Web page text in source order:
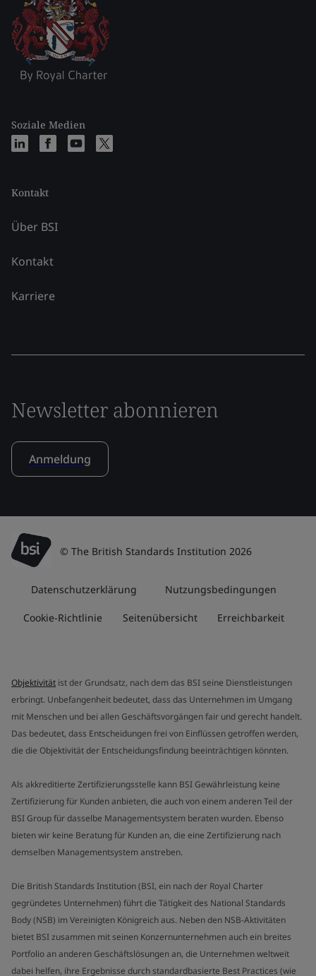
Soziale Medien
Kontakt
Über BSI
Kontakt
Karriere
Newsletter abonnieren
Anmeldung
© The British Standards Institution 2026
Datenschutzerklärung Nutzungsbedingungen
Cookie-Richtlinie Seitenübersicht Erreichbarkeit
Objektivität ist der Grundsatz, nach dem das BSI seine Dienstleistungen
erbringt. Unbefangenheit bedeutet, dass das Unternehmen im Umgang
mit Menschen und bei allen Geschäftsvorgängen fair und gerecht handelt.
Das bedeutet, dass Entscheidungen frei von Einflüssen getroffen werden,
die die Objektivität der Entscheidungsfindung beeinträchtigen könnten.
Als akkreditierte Zertifizierungsstelle kann BSI Gewährleistung keine
Zertifizierung für Kunden anbieten, die auch von einem anderen Teil der
BSI Group für dasselbe Managementsystem beraten wurden. Ebenso
bieten wir keine Beratung für Kunden an, die eine Zertifizierung nach
demselben Managementsystem anstreben.
Die British Standards Institution (BSI, ein nach der Royal Charter
gegründetes Unternehmen) führt die Tätigkeit des National Standards
Body (NSB) im Vereinigten Königreich aus. Neben den NSB-Aktivitäten
bietet BSI zusammen mit seinen Konzernunternehmen auch ein breites
Portfolio an anderen Geschäftslösungen an, die Unternehmen weltweit
dabei helfen, ihre Ergebnisse durch standardbasierte Best Practices (wie